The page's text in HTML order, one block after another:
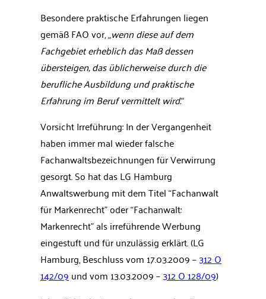
Besondere praktische Erfahrungen liegen
gemäß FAO vor, „wenn diese auf dem
Fachgebiet erheblich das Maß dessen
übersteigen, das üblicherweise durch die
berufliche Ausbildung und praktische
Erfahrung im Beruf vermittelt wird.“
Vorsicht Irreführung: In der Vergangenheit
haben immer mal wieder falsche
Fachanwaltsbezeichnungen für Verwirrung
gesorgt. So hat das LG Hamburg
Anwaltswerbung mit dem Titel “Fachanwalt
für Markenrecht” oder “Fachanwalt:
Markenrecht” als irreführende Werbung
eingestuft und für unzulässig erklärt. (LG
Hamburg, Beschluss vom 17.03.2009 –312 O
142/09 und vom 13.03.2009 –312 O 128/09)